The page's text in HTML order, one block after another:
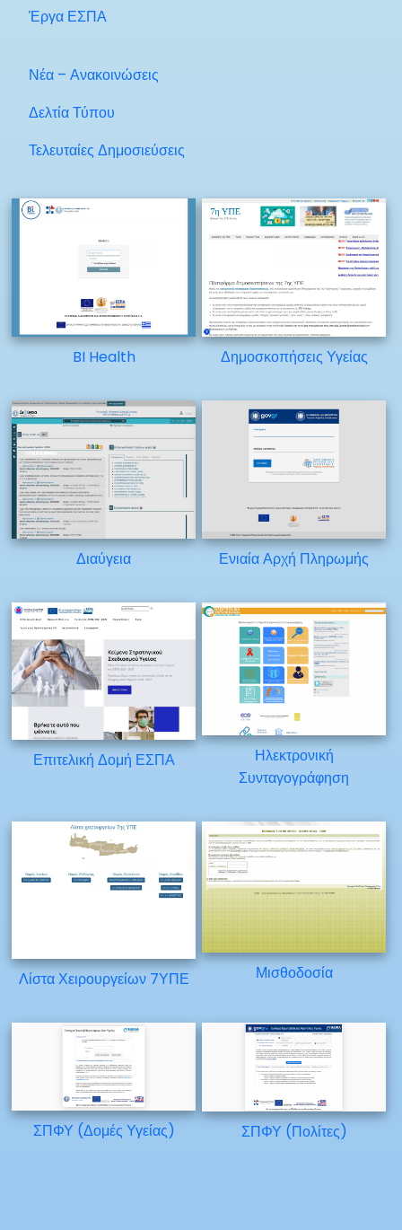
Έργα ΕΣΠΑ
Νέα – Ανακοινώσεις
Δελτία Τύπου
Τελευταίες Δημοσιεύσεις
BI Health Δημοσκοπήσεις Υγείας
Διαύγεια Ενιαία Αρχή Πληρωμής
Επιτελική Δομή ΕΣΠΑ
Ηλεκτρονική
Συνταγογράφηση
Λίστα Χειρουργείων 7ΥΠΕ Μισθοδοσία
ΣΠΦΥ (Δομές Υγείας) ΣΠΦΥ (Πολίτες)